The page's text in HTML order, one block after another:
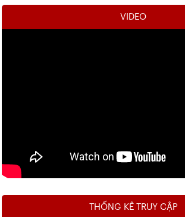
VIDEO
THỐNG KÊ TRUY CẬP